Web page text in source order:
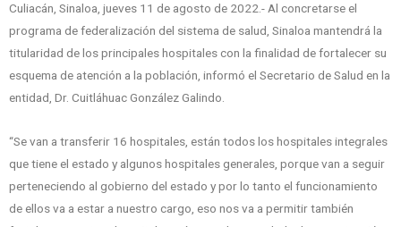
Culiacán, Sinaloa, jueves 11 de agosto de 2022.- Al concretarse el
programa de federalización del sistema de salud, Sinaloa mantendrá la
titularidad de los principales hospitales con la finalidad de fortalecer su
esquema de atención a la población, informó el Secretario de Salud en la
entidad, Dr. Cuitláhuac González Galindo.
“Se van a transferir 16 hospitales, están todos los hospitales integrales
que tiene el estado y algunos hospitales generales, porque van a seguir
perteneciendo al gobierno del estado y por lo tanto el funcionamiento
de ellos va a estar a nuestro cargo, eso nos va a permitir también